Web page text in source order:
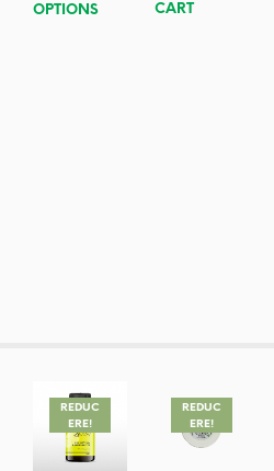
OPTIONS
CART
REDUC
ERE!
REDUC
ERE!